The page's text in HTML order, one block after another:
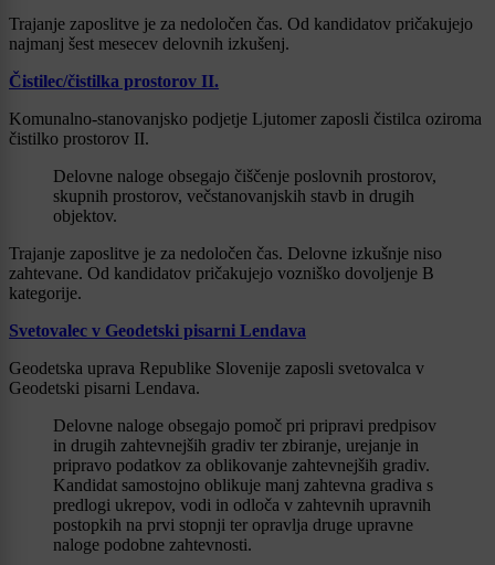
Trajanje zaposlitve je za nedoločen čas. Od kandidatov pričakujejo
najmanj šest mesecev delovnih izkušenj.
Čistilec/čistilka prostorov II.
Komunalno-stanovanjsko podjetje Ljutomer zaposli čistilca oziroma
čistilko prostorov II.
Delovne naloge obsegajo čiščenje poslovnih prostorov,
skupnih prostorov, večstanovanjskih stavb in drugih
objektov.
Trajanje zaposlitve je za nedoločen čas. Delovne izkušnje niso
zahtevane. Od kandidatov pričakujejo vozniško dovoljenje B
kategorije.
Svetovalec v Geodetski pisarni Lendava
Geodetska uprava Republike Slovenije zaposli svetovalca v
Geodetski pisarni Lendava.
Delovne naloge obsegajo pomoč pri pripravi predpisov
in drugih zahtevnejših gradiv ter zbiranje, urejanje in
pripravo podatkov za oblikovanje zahtevnejših gradiv.
Kandidat samostojno oblikuje manj zahtevna gradiva s
predlogi ukrepov, vodi in odloča v zahtevnih upravnih
postopkih na prvi stopnji ter opravlja druge upravne
naloge podobne zahtevnosti.